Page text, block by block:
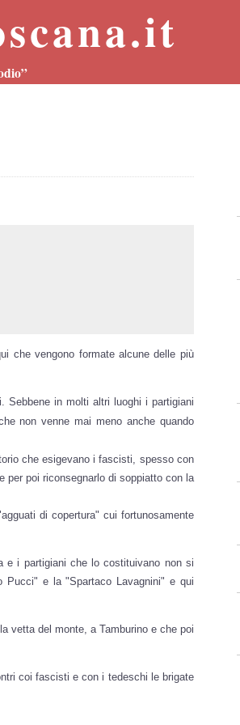
che vengono formate alcune delle più
Sebbene in molti altri luoghi i partigiani
non venne mai meno anche quando
che esigevano i fascisti, spesso con
per poi riconsegnarlo di soppiatto con la
di copertura" cui fortunosamente
e i partigiani che lo costituivano non si
Pucci" e la "Spartaco Lavagnini" e qui
vetta del monte, a Tamburino e che poi
coi fascisti e con i tedeschi le brigate